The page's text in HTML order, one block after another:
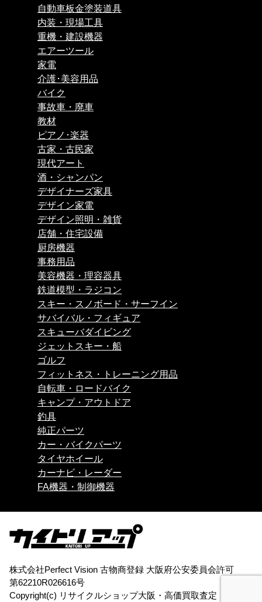
自動車板金塗装道具
内装・現場工具
重機・建設機器
エアーツール
家電
介護･美容用品
バイク
事故車・廃車
教材
ピアノ･楽器
古家・古民家
現代アート
酒・シャンパン
デザイナーズ家具
デザイン家電
デザイン照明・雑貨
店舗・住宅設備
厨房機器
事務用品
美容機器・理容器具
鉄道模型・ラジコン
スキー・スノボード・サーフイン
サバイバル・フィギュア
スキューバダイビング
ジェットスキー・船
ゴルフ
フィットネス・トレーニング用品
自転車・ロードバイク
キャンプ・アウトドア
釣具
純正パーツ
カー・バイクパーツ
タイヤホイール
カーナビ・レーダー
FA機器・制御機器
株式会社Perfect Vision 古物商登録 大阪府公安委員会許可
第62210R026616号
Copyright(c) リサイクルショップ大阪・高価買取査定「買取